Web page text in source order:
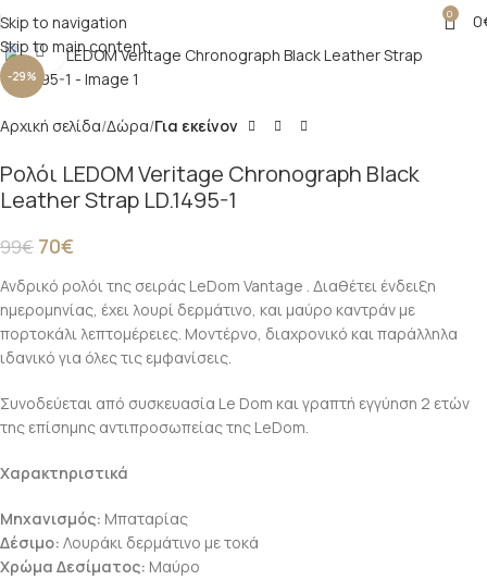
Skip to navigation
Skip to main content
0 0
-29%
Click to enlarge
Αρχική σελίδα Δώρα Για εκείνον
Ρολόι LEDOM Veritage Chronograph Black
Leather Strap LD.1495-1
99€ 70€
Ανδρικό ρολόι της σειράς LeDom Vantage . Διαθέτει ένδειξη
ημερομηνίας, έχει λουρί δερμάτινο, και μαύρο καντράν με
πορτοκάλι λεπτομέρειες. Μοντέρνο, διαχρονικό και παράλληλα
ιδανικό για όλες τις εμφανίσεις.
Συνοδεύεται από συσκευασία Le Dom και γραπτή εγγύηση 2 ετών
της επίσημης αντιπροσωπείας της LeDom.
Χαρακτηριστικά
Μηχανισμός: Μπαταρίας
Δέσιμο: Λουράκι δερμάτινο με τοκά
Χρώμα Δεσίματος: Mαύρο